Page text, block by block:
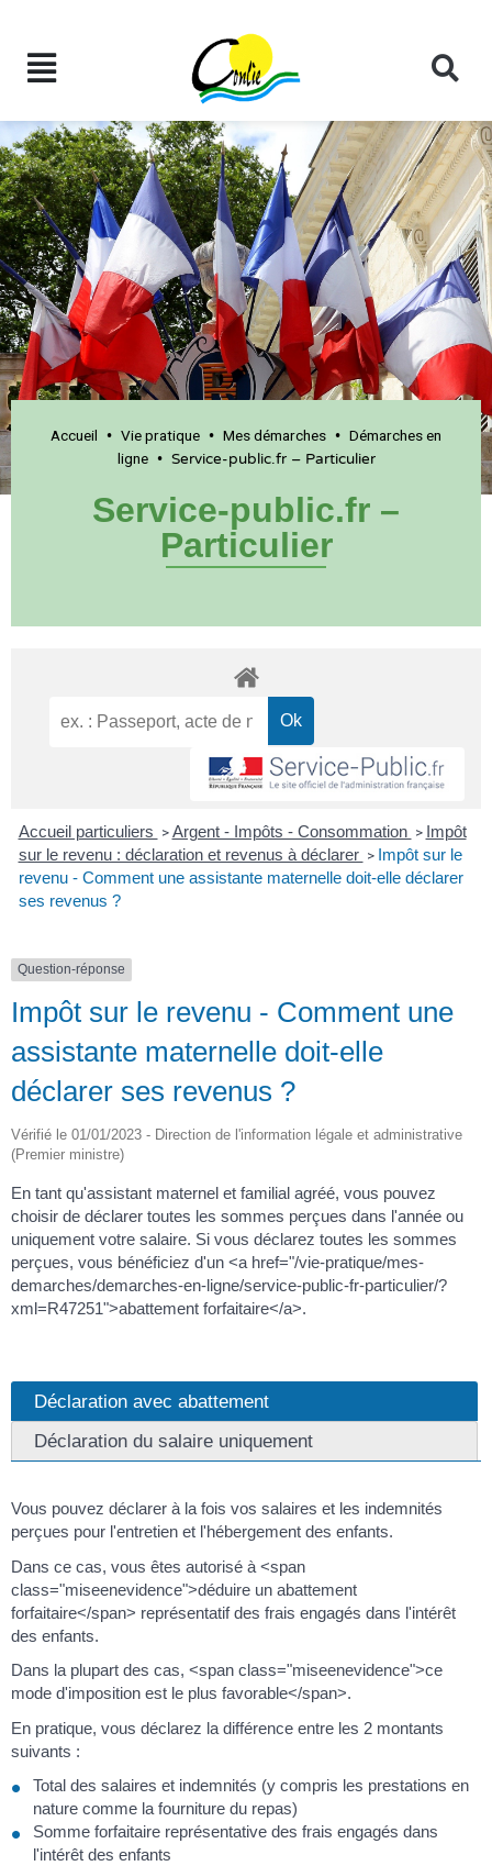
Accueil • Vie pratique • Mes démarches • Démarches en
ligne• Service-public.fr – Particulier
Service-public.fr –
Particulier
Accueil particuliers > Argent - Impôts - Consommation > Impôt
sur le revenu : déclaration et revenus à déclarer > Impôt sur le
revenu - Comment une assistante maternelle doit-elle déclarer
ses revenus ?
Question-réponse
Impôt sur le revenu - Comment une
assistante maternelle doit-elle
déclarer ses revenus ?
Vérifié le 01/01/2023 - Direction de l'information légale et administrative
(Premier ministre)
En tant qu'assistant maternel et familial agréé, vous pouvez
choisir de déclarer toutes les sommes perçues dans l'année ou
uniquement votre salaire. Si vous déclarez toutes les sommes
perçues, vous bénéficiez d'un <a href="/vie-pratique/mes-
demarches/demarches-en-ligne/service-public-fr-particulier/?
xml=R47251">abattement forfaitaire</a>.
Déclaration avec abattement
Déclaration du salaire uniquement
Vous pouvez déclarer à la fois vos salaires et les indemnités
perçues pour l'entretien et l'hébergement des enfants.
Dans ce cas, vous êtes autorisé à <span
class="miseenevidence">déduire un abattement
forfaitaire</span> représentatif des frais engagés dans l'intérêt
des enfants.
Dans la plupart des cas, <span class="miseenevidence">ce
mode d'imposition est le plus favorable</span>.
En pratique, vous déclarez la différence entre les 2 montants
suivants :
Total des salaires et indemnités (y compris les prestations en
nature comme la fourniture du repas)
Somme forfaitaire représentative des frais engagés dans
l'intérêt des enfants